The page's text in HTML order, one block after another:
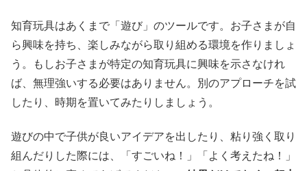
知育玩具はあくまで「遊び」のツールです。お子さまが自
ら興味を持ち、楽しみながら取り組める環境を作りましょ
う。もしお子さまが特定の知育玩具に興味を示さなけれ
ば、無理強いする必要はありません。別のアプローチを試
したり、時期を置いてみたりしましょう。
遊びの中で子供が良いアイデアを出したり、粘り強く取り
組んだりした際には、「すごいね！」「よく考えたね！」